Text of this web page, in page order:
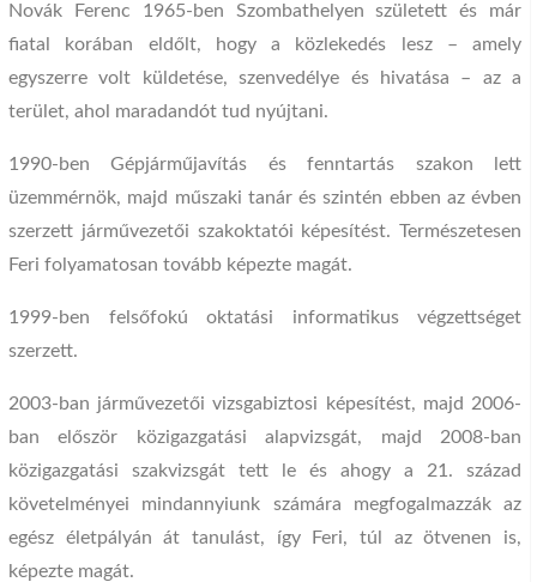
Novák Ferenc 1965-ben Szombathelyen született és már
fiatal korában eldőlt, hogy a közlekedés lesz – amely
egyszerre volt küldetése, szenvedélye és hivatása – az a
terület, ahol maradandót tud nyújtani.
1990-ben Gépjárműjavítás és fenntartás szakon lett
üzemmérnök, majd műszaki tanár és szintén ebben az évben
szerzett járművezetői szakoktatói képesítést. Természetesen
Feri folyamatosan tovább képezte magát.
1999-ben felsőfokú oktatási informatikus végzettséget
szerzett.
2003-ban járművezetői vizsgabiztosi képesítést, majd 2006-
ban először közigazgatási alapvizsgát, majd 2008-ban
közigazgatási szakvizsgát tett le és ahogy a 21. század
követelményei mindannyiunk számára megfogalmazzák az
egész életpályán át tanulást, így Feri, túl az ötvenen is,
képezte magát.